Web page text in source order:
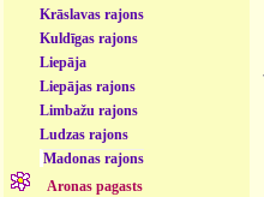
Krāslavas rajons
Kuldīgas rajons
Liepāja
Liepājas rajons
Limbažu rajons
Ludzas rajons
Madonas rajons
Aronas pagasts